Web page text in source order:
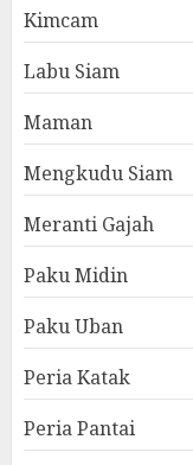
Kimcam
Labu Siam
Maman
Mengkudu Siam
Meranti Gajah
Paku Midin
Paku Uban
Peria Katak
Peria Pantai